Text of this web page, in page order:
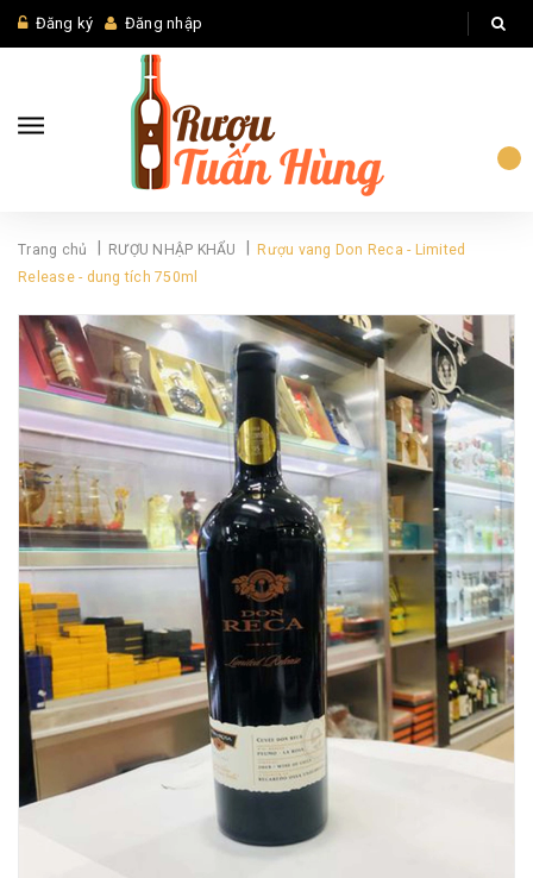
Đăng ký Đăng nhập
Trang chủ RƯỢU NHẬP KHẨU
Rượu vang Don Reca - Limited
Release - dung tích 750ml